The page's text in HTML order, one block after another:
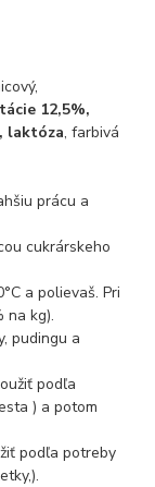
12,5%,
laktóza, farbivá
prácu a
cukrárskeho
a polievaš. Pri
na kg).
pudingu a
podľa
) a potom
podľa potreby